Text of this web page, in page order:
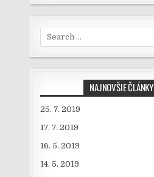
Search for:
NAJNOVŠIE ČLÁNKY
25. 7. 2019
17. 7. 2019
16. 5. 2019
14. 5. 2019